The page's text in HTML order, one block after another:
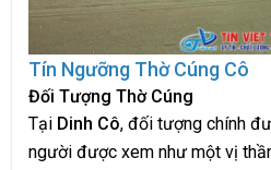
Tín Ngưỡng Thờ Cúng Cô
Đối Tượng Thờ Cúng
Tại Dinh Cô, đối tượng chính
người được xem như một vị